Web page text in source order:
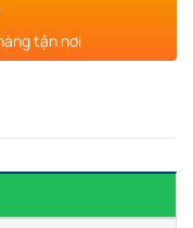
tận nơi